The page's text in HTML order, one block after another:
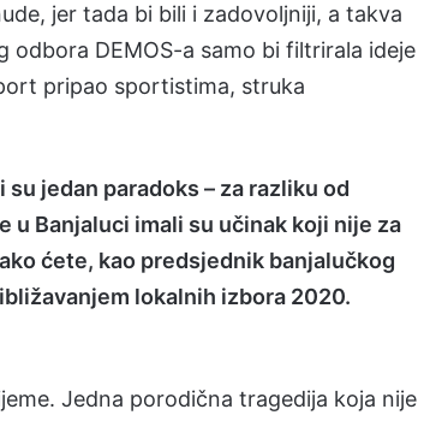
jer tada bi bili i zadovoljniji, a takva
odbora DEMOS-a samo bi filtrirala ideje
pripao sportistima, struka
jedan paradoks – za razliku od
u Banjaluci imali su učinak koji nije za
ćete, kao predsjednik banjalučkog
lokalnih izbora 2020.
Jedna porodična tragedija koja nije